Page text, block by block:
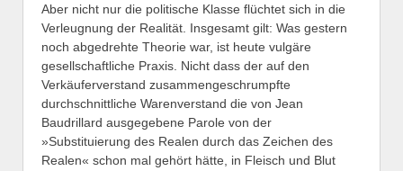
Aber nicht nur die politische Klasse flüchtet sich in die
Verleugnung der Realität. Insgesamt gilt: Was gestern
noch abgedrehte Theorie war, ist heute vulgäre
gesellschaftliche Praxis. Nicht dass der auf den
Verkäuferverstand zusammengeschrumpfte
durchschnittliche Warenverstand die von Jean
Baudrillard ausgegebene Parole von der
»Substituierung des Realen durch das Zeichen des
Realen« schon mal gehört hätte, in Fleisch und Blut